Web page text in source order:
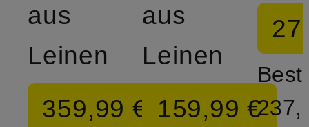
aus
Leinen
359,99 €
aus
Leinen
159,99 €